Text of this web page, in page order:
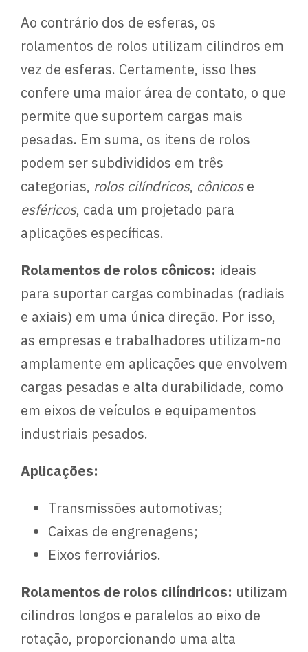
Ao contrário dos de esferas, os
rolamentos de rolos utilizam cilindros em
vez de esferas. Certamente, isso lhes
confere uma maior área de contato, o que
permite que suportem cargas mais
pesadas. Em suma, os itens de rolos
podem ser subdivididos em três
categorias, rolos cilíndricos, cônicose
esféricos, cada um projetado para
aplicações específicas.
Rolamentos de rolos cônicos: ideais
para suportar cargas combinadas (radiais
e axiais) em uma única direção. Por isso,
as empresas e trabalhadores utilizam-no
amplamente em aplicações que envolvem
cargas pesadas e alta durabilidade, como
em eixos de veículos e equipamentos
industriais pesados.
Aplicações:
Transmissões automotivas;
Caixas de engrenagens;
Eixos ferroviários.
Rolamentos de rolos cilíndricos: utilizam
cilindros longos e paralelos ao eixo de
rotação, proporcionando uma alta